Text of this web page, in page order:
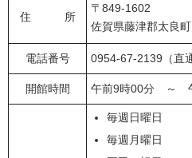
住 所
〒849-1602
佐賀県藤津郡太良
電話番号 0954-67-2139（直
開館時間 午前9時00分 ～
毎週日曜日
毎週月曜日